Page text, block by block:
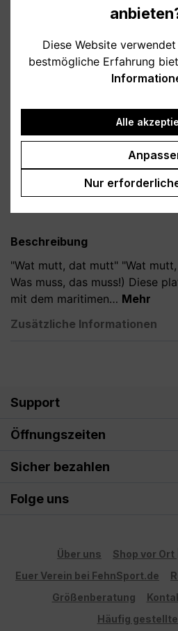
Verfügbar, Lieferzeit: 1-3
auswählen
schwarz
Produkt Anzahl: GibIn
Produktnummer: T800102-02
Beschreibung
"Wat mutt, dat mutt" "Wat
Was muss, das muss!) Diese
mit dem maritimen… Mehr
Zusätzliche Informationen
Support
Öffnungszeiten
Sicher bezahlen
Folge uns
Über uns
Shop vor
Euer Verein bei FehnSport.de
Größenberatung
Häufig
Diese Website
bestmögliche Erfahrung
Alle
Nur